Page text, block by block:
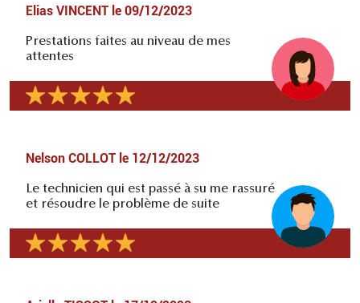
Elias VINCENT le 09/12/2023
Prestations faites au niveau de mes
attentes
Nelson COLLOT le 12/12/2023
Le technicien qui est passé à su me rassuré
et résoudre le problème de suite